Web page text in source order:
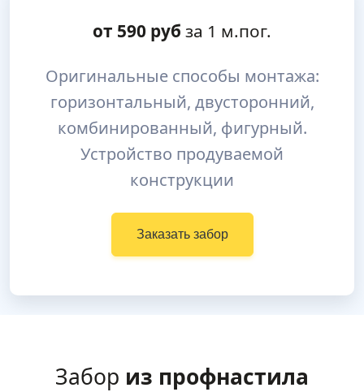
от 590 руб за 1 м.пог.
Оригинальные способы монтажа:
горизонтальный, двусторонний,
комбинированный, фигурный.
Устройство продуваемой
конструкции
Заказать забор
Забор из профнастила